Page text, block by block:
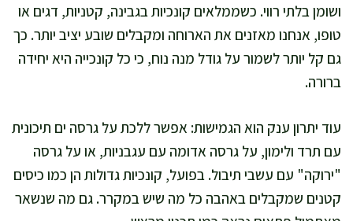
ושומן בלתי רווי. כשממלאים קונכיות בגבינה, קטניות, דגים או
טופו, אנחנו מאזנים את הארוחה ומקבלים שובע יציב יותר. כך
גם קל יותר לשמור על גודל מנה נוח, כי כל קונכייה היא יחידה
ברורה.
עוד יתרון ענק הוא הגמישות: אפשר ללכת על גרסה ים תיכונית
עם תרד ולימון, על גרסה אדומה עם עגבניות, או על גרסה
"ירוקה" עם עשבי תיבול. בפועל, קונכיות גדולות הן כמו כיסים
קטנים שמקבלים באהבה כל מה שיש במקרר. גם מה שנשאר